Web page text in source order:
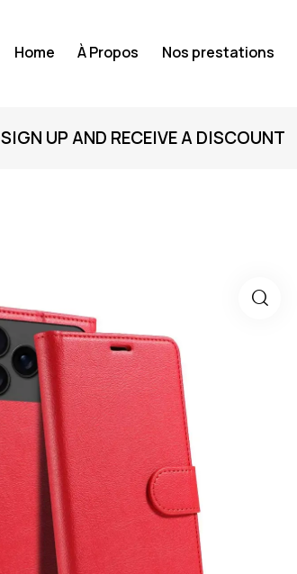
Home À Propos Nos prestations
SIGN UP AND RECEIVE A DISCOUNT